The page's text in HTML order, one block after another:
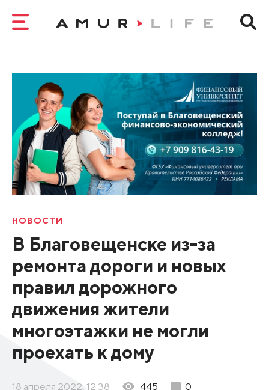
НОВОСТИ
В Благовещенске из-за
ремонта дороги и новых
правил дорожного
движения жители
многоэтажки не могли
проехать к дому
18 апреля 2022, 12:38 445 0